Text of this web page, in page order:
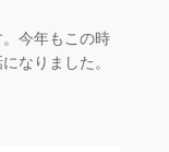
。今年もこの時
なりました。